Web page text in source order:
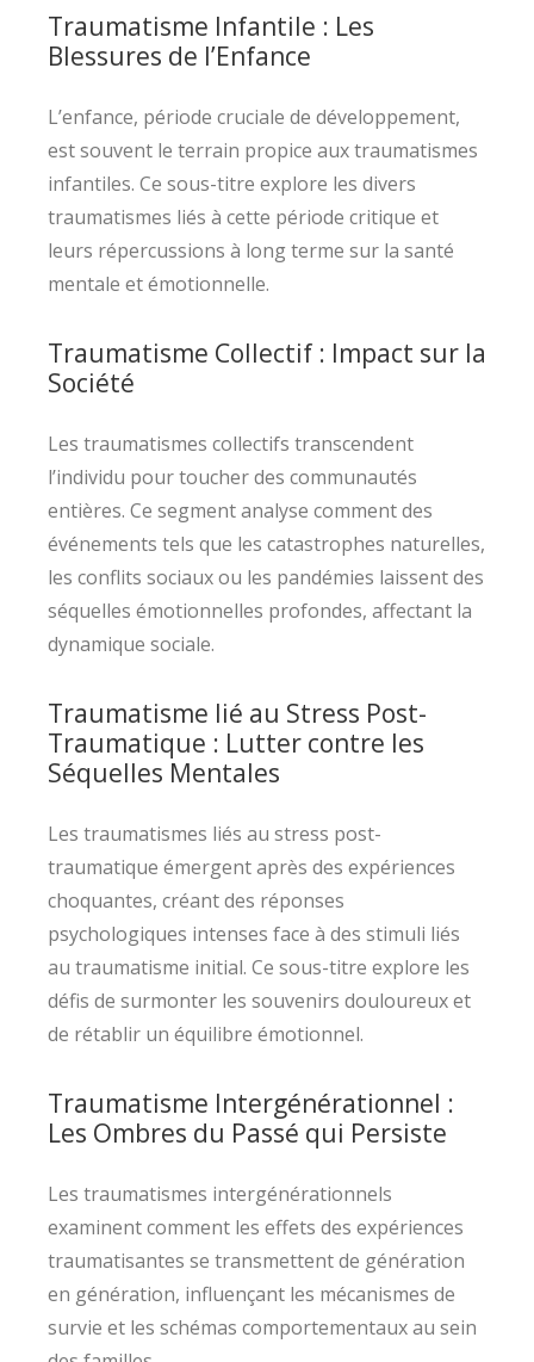
Traumatisme Infantile : Les
Blessures de l’Enfance
L’enfance, période cruciale de développement,
est souvent le terrain propice aux traumatismes
infantiles. Ce sous-titre explore les divers
traumatismes liés à cette période critique et
leurs répercussions à long terme sur la santé
mentale et émotionnelle.
Traumatisme Collectif : Impact sur la
Société
Les traumatismes collectifs transcendent
l’individu pour toucher des communautés
entières. Ce segment analyse comment des
événements tels que les catastrophes naturelles,
les conflits sociaux ou les pandémies laissent des
séquelles émotionnelles profondes, affectant la
dynamique sociale.
Traumatisme lié au Stress Post-
Traumatique : Lutter contre les
Séquelles Mentales
Les traumatismes liés au stress post-
traumatique émergent après des expériences
choquantes, créant des réponses
psychologiques intenses face à des stimuli liés
au traumatisme initial. Ce sous-titre explore les
défis de surmonter les souvenirs douloureux et
de rétablir un équilibre émotionnel.
Traumatisme Intergénérationnel :
Les Ombres du Passé qui Persiste
Les traumatismes intergénérationnels
examinent comment les effets des expériences
traumatisantes se transmettent de génération
en génération, influençant les mécanismes de
survie et les schémas comportementaux au sein